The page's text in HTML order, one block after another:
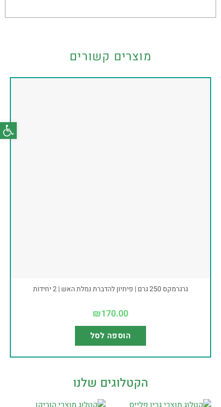
מוצרים קשורים
גרגרמקס 250 גרם | פיתיון להדברת נמלת האש | 2 יחידות
₪170.00
הוספה לסל
הקטלוגים שלנו
פתח